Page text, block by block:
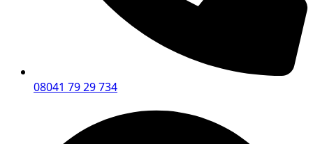
08041 79 29 734